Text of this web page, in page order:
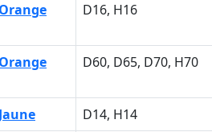
D16, H16
D60, D65, D70, H70
D14, H14